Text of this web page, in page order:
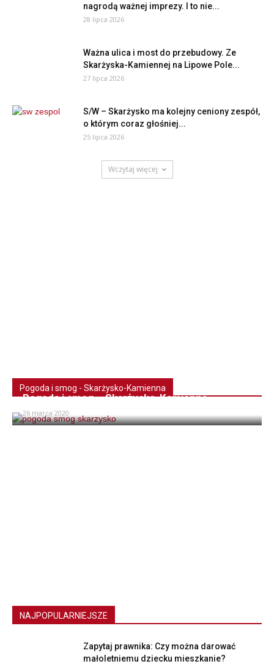
nagrodą ważnej imprezy. I to nie...
28 lipca 2026
Ważna ulica i most do przebudowy. Ze
Skarżyska-Kamiennej na Lipowe Pole...
27 lipca 2026
S/W – Skarżysko ma kolejny ceniony zespół,
o którym coraz głośniej...
25 lipca 2026
Wczytaj więcej
Pogoda i smog - Skarżysko-Kamienna
Pogoda i smog – Skarżysko-Kamienna
26 marca 2020
NAJPOPULARNIEJSZE
Zapytaj prawnika: Czy można darować
małoletniemu dziecku mieszkanie?